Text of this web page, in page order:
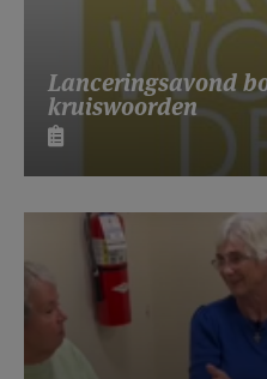
Lanceringsavond
kruiswoorden